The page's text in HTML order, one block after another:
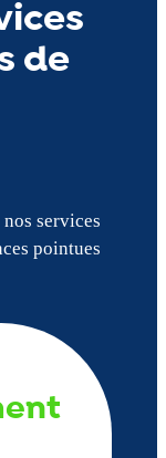
de
services
pointues